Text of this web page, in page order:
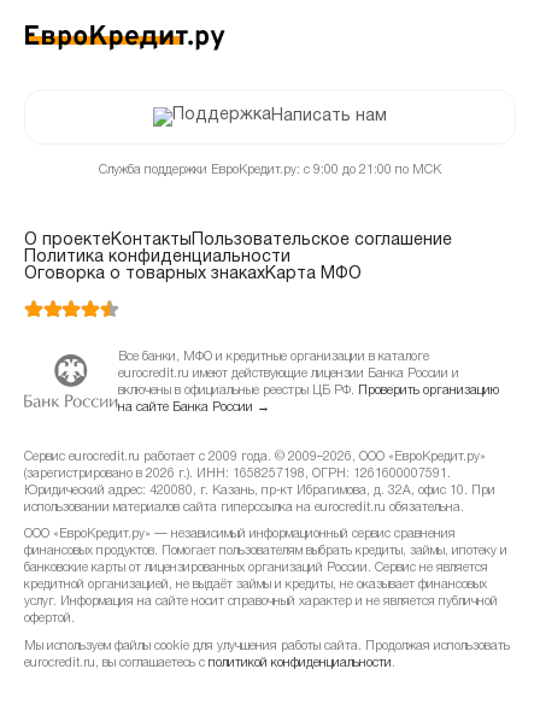
Написать нам
Служба поддержки ЕвроКредит.ру: с 9:00 до 21:00 по МСК
О проектеКонтакты
Пользовательское соглашение
Политика конфиденциальности
Оговорка о товарных знакахКарта МФО
Все банки, МФО и кредитные организации в каталоге
eurocredit.ru имеют действующие лицензии Банка России и
включены в официальные реестры ЦБ РФ.
Проверить организацию
на сайте Банка России →
Сервис eurocredit.ru работает с 2009 года. © 2009–2026, ООО «ЕвроКредит.ру»
(зарегистрировано в 2026 г.). ИНН: 1658257198, ОГРН: 1261600007591.
Юридический адрес: 420080, г. Казань, пр-кт Ибрагимова, д. 32А, офис 10. При
использовании материалов сайта гиперссылка на eurocredit.ru обязательна.
ООО «ЕвроКредит.ру» — независимый информационный сервис сравнения
финансовых продуктов. Помогает пользователям выбрать кредиты, займы, ипотеку и
банковские карты от лицензированных организаций России. Сервис не является
кредитной организацией, не выдаёт займы и кредиты, не оказывает финансовых
услуг. Информация на сайте носит справочный характер и не является публичной
офертой.
Мы используем файлы cookie для улучшения работы сайта. Продолжая использовать
eurocredit.ru, вы соглашаетесь с политикой конфиденциальности .